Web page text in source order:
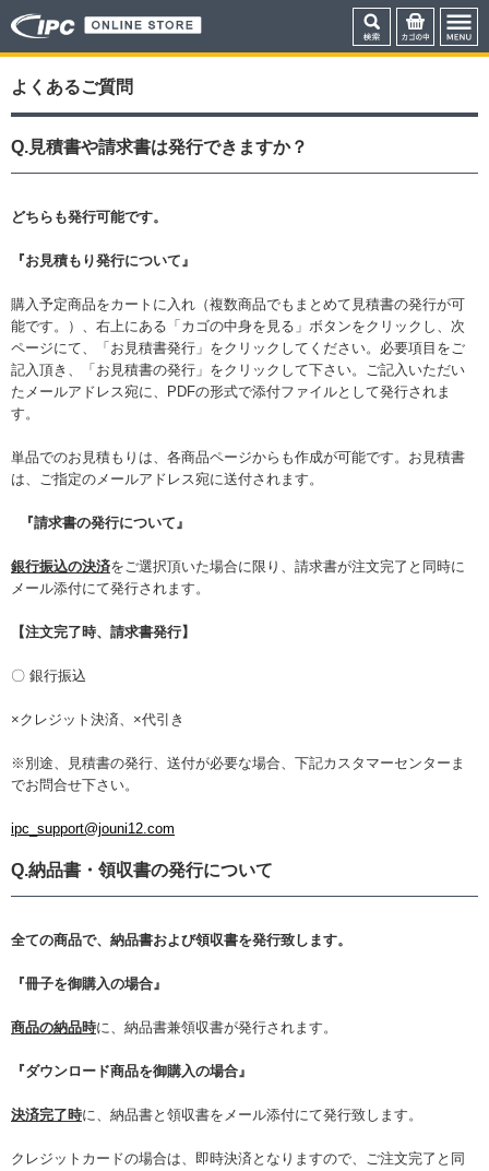
よくあるご質問
Q.見積書や請求書は発行できますか？
どちらも発行可能です。
『お見積もり発行について』
購入予定商品をカートに入れ（複数商品でもまとめて見積書の発行が可
能です。）、右上にある「カゴの中身を見る」ボタンをクリックし、次
ページにて、「お見積書発行」をクリックしてください。必要項目をご
記入頂き、「お見積書の発行」をクリックして下さい。ご記入いただい
たメールアドレス宛に、PDFの形式で添付ファイルとして発行されま
す。
単品でのお見積もりは、各商品ページからも作成が可能です。お見積書
は、ご指定のメールアドレス宛に送付されます。
『請求書の発行について』
銀行振込の決済をご選択頂いた場合に限り、請求書が注文完了と同時に
メール添付にて発行されます。
【注文完了時、請求書発行】
〇 銀行振込
×クレジット決済、 ×代引き
※別途、見積書の発行、送付が必要な場合、下記カスタマーセンターま
でお問合せ下さい。
ipc_support@jouni12.com
Q.納品書・領収書の発行について
全ての商品で、納品書および領収書を発行致します。
『冊子を御購入の場合』
商品の納品時に、納品書兼領収書が発行されます。
『ダウンロード商品を御購入の場合』
決済完了時に、納品書と領収書をメール添付にて発行致します。
クレジットカードの場合は、即時決済となりますので、ご注文完了と同